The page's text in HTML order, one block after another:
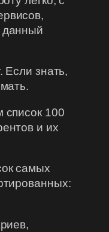
данный
Если знать,
список 100
и их
самых